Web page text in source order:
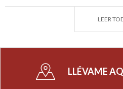
virtù estranea ai contratti,
Possiamo ipotizzare che
Fede, per qualche motivo
collocata in situ e fu
prima colonna di sinistra
LEER
LLÉVAME